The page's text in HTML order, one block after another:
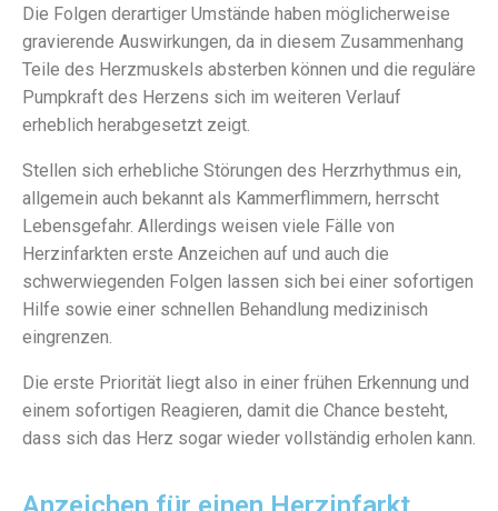
Die Folgen derartiger Umstände haben möglicherweise
gravierende Auswirkungen, da in diesem Zusammenhang
Teile des Herzmuskels absterben können und die reguläre
Pumpkraft des Herzens sich im weiteren Verlauf
erheblich herabgesetzt zeigt.
Stellen sich erhebliche Störungen des Herzrhythmus ein,
allgemein auch bekannt als Kammerflimmern, herrscht
Lebensgefahr. Allerdings weisen viele Fälle von
Herzinfarkten erste Anzeichen auf und auch die
schwerwiegenden Folgen lassen sich bei einer sofortigen
Hilfe sowie einer schnellen Behandlung medizinisch
eingrenzen.
Die erste Priorität liegt also in einer frühen Erkennung und
einem sofortigen Reagieren, damit die Chance besteht,
dass sich das Herz sogar wieder vollständig erholen kann.